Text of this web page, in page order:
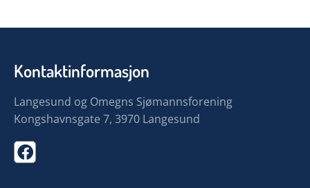
Kontaktinformasjon
Langesund og Omegns Sjømannsforening
Kongshavnsgate 7, 3970 Langesund